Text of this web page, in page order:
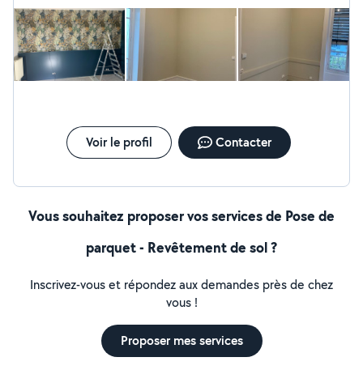
Voir le profil Contacter
Vous souhaitez proposer vos services de Pose de
parquet - Revêtement de sol ?
Inscrivez-vous et répondez aux demandes près de chez
vous !
Proposer mes services